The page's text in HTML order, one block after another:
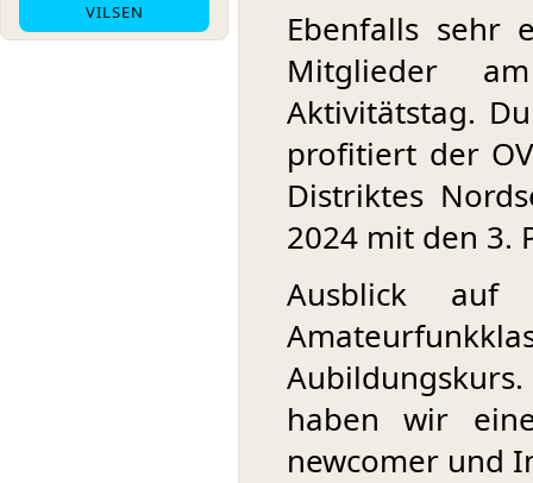
Ebenfalls sehr
Mitglieder
Aktivitätstag.
profitiert der
Distriktes
2024 mit den 3.
Ausblick
haben wir
newcomer und
VILSEN